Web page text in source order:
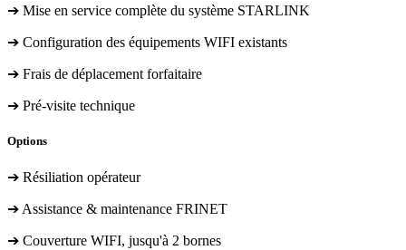
➔ Mise en service complète du système STARLINK
➔ Configuration des équipements WIFI existants
➔ Frais de déplacement forfaitaire
➔ Pré-visite technique
Options
➔ Résiliation opérateur
➔ Assistance & maintenance FRINET
➔ Couverture WIFI, jusqu'à 2 bornes